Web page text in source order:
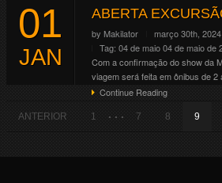
01
JAN
ABERTA
by Makilator março 30th, 2024
Tag: 04 de maio04 de maio de
Com a confirmação do show da
viagem será feita em ônibus de
Continue Reading
ANTERIOR 1 . . . 7 8 9